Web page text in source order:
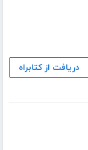
دریافت از کتابراه